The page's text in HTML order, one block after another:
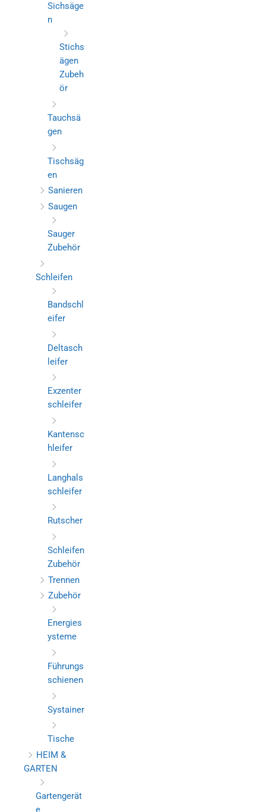
Sichsäge
n
Stichs
ägen
Zubeh
ör
Tauchsä
gen
Tischsäg
en
Sanieren
Saugen
Sauger
Zubehör
Schleifen
Bandschl
eifer
Deltasch
leifer
Exzenter
schleifer
Kantensc
hleifer
Langhals
schleifer
Rutscher
Schleifen
Zubehör
Trennen
Zubehör
Energies
ysteme
Führungs
schienen
Systainer
Tische
HEIM &
GARTEN
Gartengerät
e